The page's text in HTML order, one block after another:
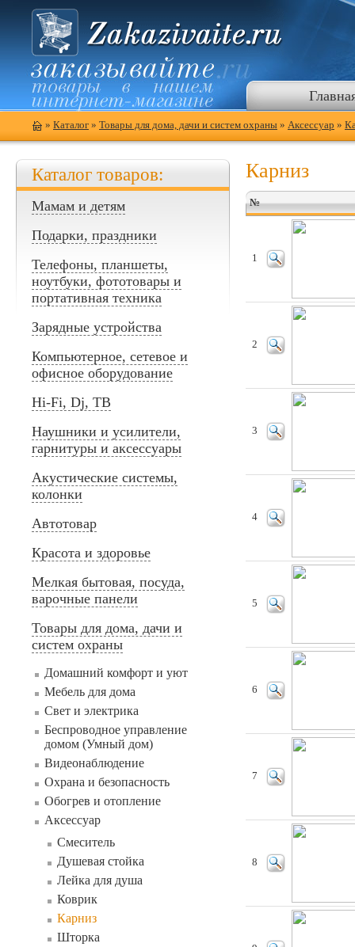
» Каталог » Товары для дома, дачи и систем охраны » Аксессуар »
Каталог товаров:
Мамам и детям
Подарки, праздники
Телефоны, планшеты,
ноутбуки, фототовары и
портативная техника
Зарядные устройства
Компьютерное, сетевое и
офисное оборудование
Hi-Fi, Dj, ТВ
Наушники и усилители,
гарнитуры и аксессуары
Акустические системы,
колонки
Автотовар
Красота и здоровье
Мелкая бытовая, посуда,
варочные панели
Товары для дома, дачи и
систем охраны
Домашний комфорт и уют
Мебель для дома
Свет и электрика
Беспроводное управление
домом (Умный дом)
Видеонаблюдение
Охрана и безопасность
Обогрев и отопление
Аксессуар
Смеситель
Душевая стойка
Лейка для душа
Коврик
Карниз
Шторка
Карниз
№
1
2
3
4
5
6
7
8